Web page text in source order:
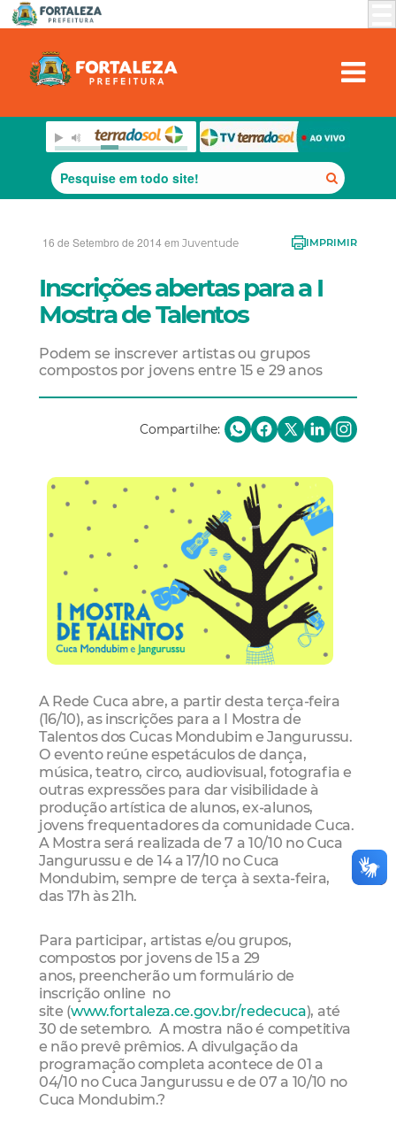
16 de Setembro de 2014 em Juventude IMPRIMIR
Inscrições abertas para a I
Mostra de Talentos
Podem se inscrever artistas ou grupos
compostos por jovens entre 15 e 29 anos
Compartilhe:
A Rede Cuca abre, a partir desta terça-feira
(16/10), as inscrições para a I Mostra de
Talentos dos Cucas Mondubim e Jangurussu.
O evento reúne espetáculos de dança,
música, teatro, circo, audiovisual, fotografia e
outras expressões para dar visibilidade à
produção artística de alunos, ex-alunos,
jovens frequentadores da comunidade Cuca.
A Mostra será realizada de 7 a 10/10 no Cuca
Jangurussu e de 14 a 17/10 no Cuca
Mondubim, sempre de terça à sexta-feira,
das 17h às 21h.
Para participar, artistas e/ou grupos,
compostos por jovens de 15 a 29
anos, preencherão um formulário de
inscrição online no
site (www.fortaleza.ce.gov.br/redecuca), até
30 de setembro. A mostra não é competitiva
e não prevê prêmios. A divulgação da
programação completa acontece de 01 a
04/10 no Cuca Jangurussu e de 07 a 10/10 no
Cuca Mondubim.?